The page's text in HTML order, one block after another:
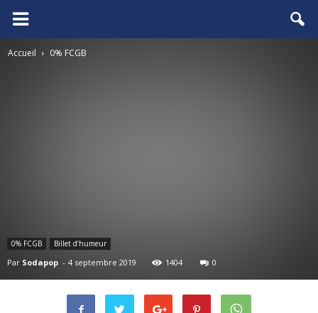
FCGB.net
Accueil 0% FCGB
0% FCGB Billet d‘humeur
Par Sodapop - 4 septembre 2019 1404 0